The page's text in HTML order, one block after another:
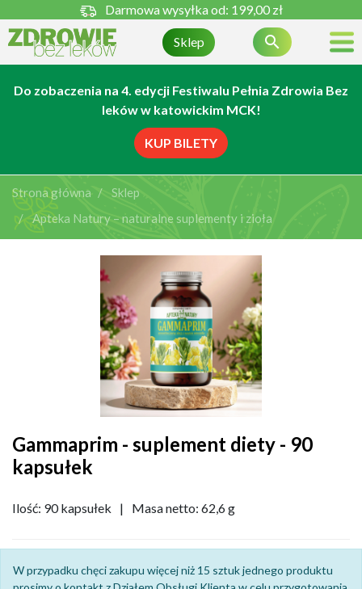
Darmowa wysyłka od: 199,00 zł
Sklep 
Do zobaczenia na 4. edycji Festiwalu Pełnia Zdrowia Bez
leków w katowickim MCK!
KUP BILETY
Strona główna
Sklep
Apteka Natury – naturalne suplementy i zioła
Gammaprim - suplement diety - 90
kapsułek
Ilość: 90 kapsułek | Masa netto: 62,6 g
W przypadku chęci zakupu więcej niż 15 sztuk jednego produktu